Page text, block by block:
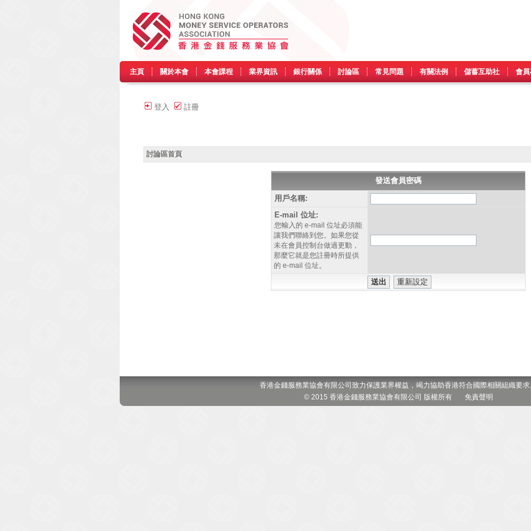
主頁 關於本會 本會課程 業界資訊 銀行關係 討論區 常見問題 有關法例 儲蓄互助社 會
登入 註冊
討論區首頁
發送會員密碼
用戶名稱:
E-mail 位址:
您輸入的 e-mail 位址必須能
讓我們聯絡到您。如果您從
未在會員控制台做過更動，
那麼它就是您註冊時所提供
的 e-mail 位址。
香港金錢服務業協會有限公司致力保護業界權益，竭力協助香港符合國際相關組織要
© 2015 香港金錢服務業協會有限公司 版權所有 免責聲明